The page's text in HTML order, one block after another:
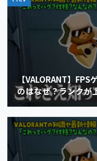
【VALORANT】
のはなぜ？ランクが